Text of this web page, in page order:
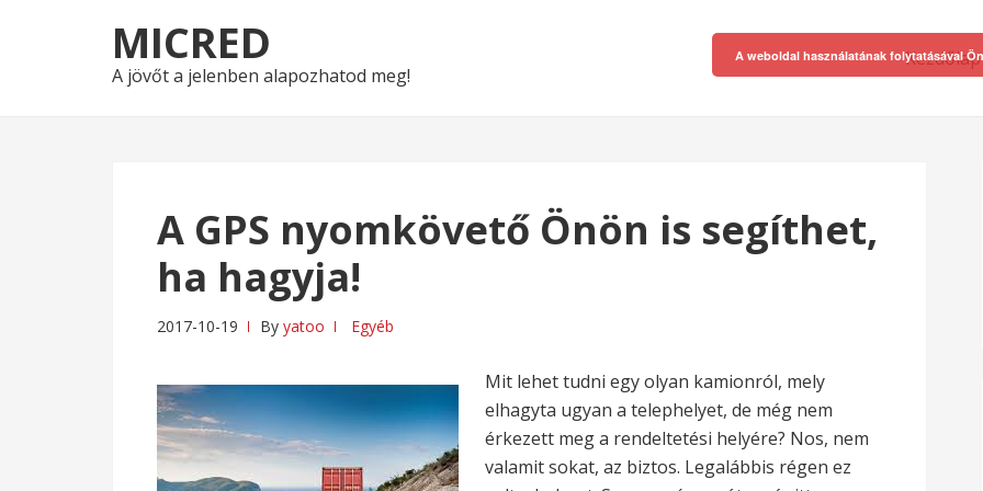
to
navigation
to
content
MICRED
A jövőt a jelenben alapozhatod meg!
Kezdőlap
A GPS nyomkövető Önön is segíthet,
ha hagyja!
2017-10-19 By yatoo Egyéb
Mit lehet tudni egy olyan kamionról, mely
elhagyta ugyan a telephelyet, de még nem
érkezett meg a rendeltetési helyére? Nos, nem
valamit sokat, az biztos. Legalábbis régen ez
A weboldal használatának folytatásával